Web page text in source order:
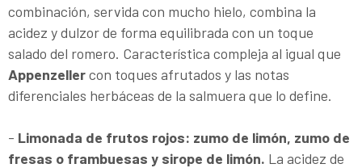
combinación, servida con mucho hielo, combina la
acidez y dulzor de forma equilibrada con un toque
salado del romero. Característica compleja al igual que
Appenzellercon toques afrutados y las notas
diferenciales herbáceas de la salmuera que lo define.
- Limonada de frutos rojos: zumo de limón, zumo de
fresas o frambuesas y sirope de limón. La acidez de